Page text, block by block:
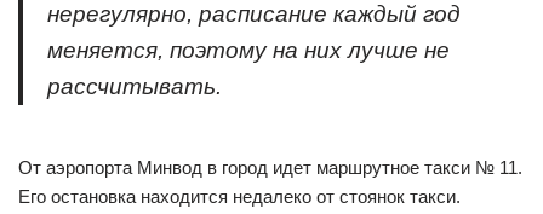
нерегулярно, расписание каждый год
меняется, поэтому на них лучше не
рассчитывать.
От аэропорта Минвод в город идет маршрутное такси № 11.
Его остановка находится недалеко от стоянок такси.